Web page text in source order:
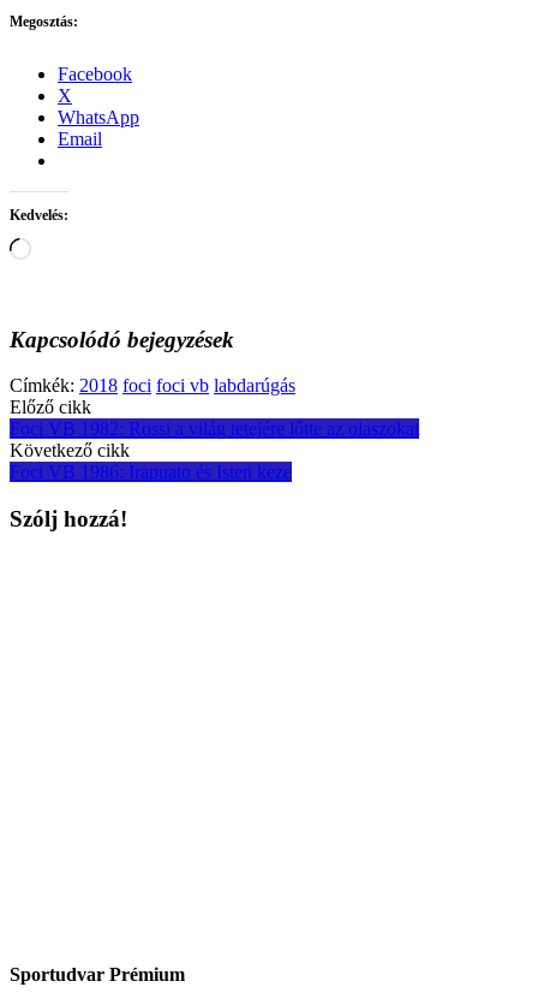
Megosztás:
Facebook
X
WhatsApp
Email
Kedvelés:
Loading…
Kapcsolódó bejegyzések
Címkék: 2018 foci foci vb labdarúgás
Post
navigation
Előző cikk
Foci VB 1982: Rossi a világ tetejére lőtte az olaszokat
Következő cikk
Foci VB 1986: Irapuato és Isten keze
Szólj hozzá!
Sportudvar Prémium